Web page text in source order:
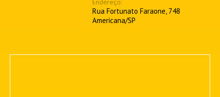
Rua Fortunato Faraone, 748
Americana/SP